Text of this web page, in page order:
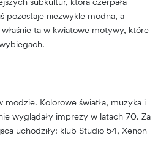
pozostaje niezwykle modna, a
ta w kwiatowe motywy, które
modzie. Kolorowe światła, muzyka i
wyglądały imprezy w latach 70. Za
uchodziły: klub Studio 54, Xenon